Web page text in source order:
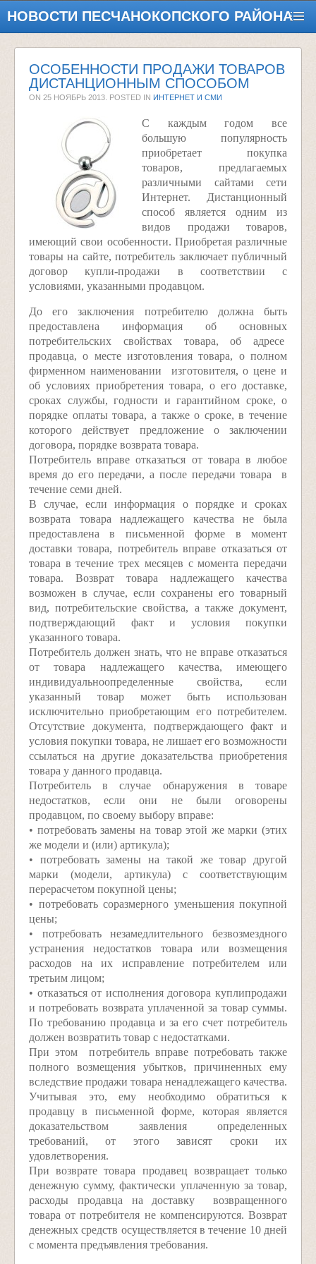
НОВОСТИ ПЕСЧАНОКОПСКОГО РАЙОНА
ОСОБЕННОСТИ ПРОДАЖИ ТОВАРОВ
ДИСТАНЦИОННЫМ СПОСОБОМ
ON 25 НОЯБРЬ 2013 . POSTED IN ИНТЕРНЕТ И СМИ
С каждым годом все
большую популярность
приобретает покупка
товаров, предлагаемых
различными сайтами сети
Интернет. Дистанционный
способ является одним из
видов продажи товаров,
имеющий свои особенности. Приобретая различные
товары на сайте, потребитель заключает публичный
договор купли-­продажи в соответствии с
условиями, указанными продавцом.
До его заключения потребителю должна быть
предоставлена информация об основных
потребительских свойствах товара, об адресе
продавца, о месте изготовления товара, о полном
фирменном наименовании изготовителя, о цене и
об условиях приобретения товара, о его доставке,
сроках службы, годности и гарантийном сроке, о
порядке оплаты товара, а также о сроке, в течение
которого действует предложение о заключении
договора, порядке возврата товара.
Потребитель вправе отказаться от товара в любое
время до его передачи, а после передачи товара ­ в
течение семи дней.
В случае, если информация о порядке и сроках
возврата товара надлежащего качества не была
предоставлена в письменной форме в момент
доставки товара, потребитель вправе отказаться от
товара в течение трех месяцев с момента передачи
товара. Возврат товара надлежащего качества
возможен в случае, если сохранены его товарный
вид, потребительские свойства, а также документ,
подтверждающий факт и условия покупки
указанного товара.
Потребитель должен знать, что не вправе отказаться
от товара надлежащего качества, имеющего
индивидуально­определенные свойства, если
указанный товар может быть использован
исключительно приобретающим его потребителем.
Отсутствие документа, подтверждающего факт и
условия покупки товара, не лишает его возможности
ссылаться на другие доказательства приобретения
товара у данного продавца.
Потребитель в случае обнаружения в товаре
недостатков, если они не были оговорены
продавцом, по своему выбору вправе:
• потребовать замены на товар этой же марки (этих
же модели и (или) артикула);
• потребовать замены на такой же товар другой
марки (модели, артикула) с соответствующим
перерасчетом покупной цены;
• потребовать соразмерного уменьшения покупной
цены;
• потребовать незамедлительного безвозмездного
устранения недостатков товара или возмещения
расходов на их исправление потребителем или
третьим лицом;
• отказаться от исполнения договора купли­продажи
и потребовать возврата уплаченной за товар суммы.
По требованию продавца и за его счет потребитель
должен возвратить товар с недостатками.
При этом потребитель вправе потребовать также
полного возмещения убытков, причиненных ему
вследствие продажи товара ненадлежащего качества.
Учитывая это, ему необходимо обратиться к
продавцу в письменной форме, которая является
доказательством заявления определенных
требований, от этого зависят сроки их
удовлетворения.
При возврате товара продавец возвращает только
денежную сумму, фактически уплаченную за товар,
расходы продавца на доставку возвращенного
товара от потребителя не компенсируются. Возврат
денежных средств осуществляется в течение 10 дней
с момента предъявления требования.